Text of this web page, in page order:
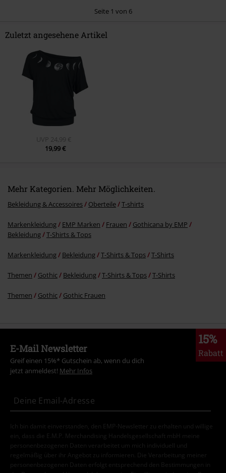
Kommentar jetzt abschicken!
Seite 1 von 6
Zuletzt angesehene Artikel
UVP 24,99 €
19,99 €
Mehr Kategorien. Mehr Möglichkeiten.
Bekleidung & Accessoires Oberteile T-shirts
Markenkleidung EMP Marken Frauen
Gothicana by EMP
Bekleidung
T-Shirts & Tops
Markenkleidung Bekleidung T-Shirts & Tops T-Shirts
Themen Gothic Bekleidung T-Shirts & Tops T-Shirts
Themen Gothic Gothic Frauen
15%
Rabatt
E-Mail Newsletter
Greif einen 15%* Gutschein ab, wenn du dich
jetzt anmeldest! Mehr Infos
Ich bin damit einverstanden, den EMP-Newsletter zu erhalten und willige
ein, dass die E.M.P. Merchandising Handelsgesellschaft mbH meine
personenbezogenen Daten verarbeitet um mich individuell und
regelmäßig über ihr Angebot zu informieren. Die Verarbeitung meiner
personenbezogenen Daten erfolgt entsprechend den Bestimmungen in